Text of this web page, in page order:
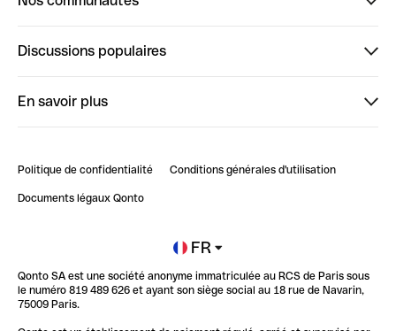
ClubQonto
Discussions populaires
Impact de l'IA sur les carrières/productivité
En savoir plus
Blog
Newsroom
Glossaire finance
Politique de confidentialité Conditions générales d'utilisation
Documents légaux Qonto
FR
Qonto SA est une société anonyme immatriculée au RCS de Paris sous
le numéro 819 489 626 et ayant son siège social au 18 rue de Navarin,
75009 Paris.